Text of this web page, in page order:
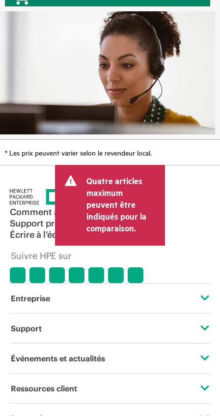
* Les prix peuvent varier selon le revendeur local.
Quatre articles
maximum
peuvent être
indiqués pour la
comparaison.
Comment acheter
Support produit
Écrire à l’équipe commerciale
Suivre HPE sur
Entreprise
À propos de HPE
Responsabilité d’entreprise
Support
Services d’assistance opérationnelle (OSS)
Événements et actualités
Événements
Ressources client
Nous contacter